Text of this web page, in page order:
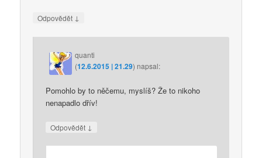
Odpovědět ↓
quanti
(12.6.2015 | 21.29) napsal:
Pomohlo by to něčemu, myslíš? Že to nikoho
nenapadlo dřív!
Odpovědět ↓